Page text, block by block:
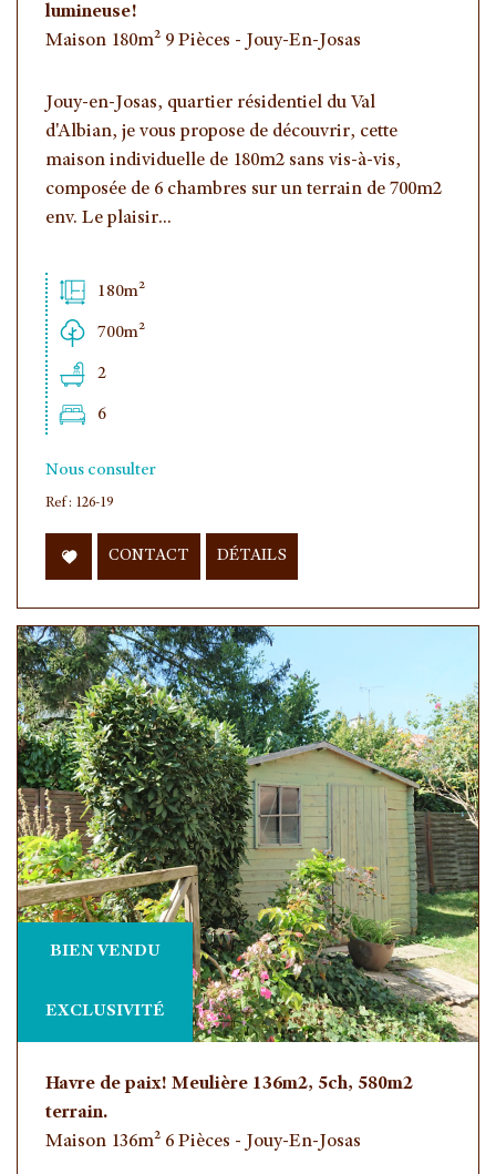
lumineuse!
Maison 180m² 9 Pièces - Jouy-En-Josas
Jouy-en-Josas, quartier résidentiel du Val
d'Albian, je vous propose de découvrir, cette
maison individuelle de 180m2 sans vis-à-vis,
composée de 6 chambres sur un terrain de 700m2
env. Le plaisir...
180m²
700m²
2
6
Nous consulter
Ref : 126-19
CONTACT DÉTAILS
BIEN VENDU
EXCLUSIVITÉ
Havre de paix! Meulière 136m2, 5ch, 580m2
terrain.
Maison 136m² 6 Pièces - Jouy-En-Josas